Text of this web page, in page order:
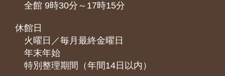
全館 9時30分～17時15分
休館日
火曜日／毎月最終金曜日
年末年始
特別整理期間（年間14日以内）